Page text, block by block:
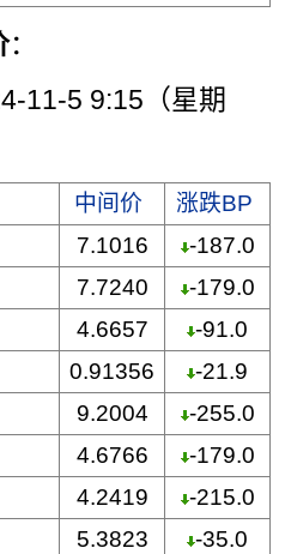
：
5 9:15（星期
中间价
涨跌BP
7.1016
-187.0
7.7240
-179.0
4.6657
-91.0
0.91356
-21.9
9.2004
-255.0
4.6766
-179.0
4.2419
-215.0
5.3823
-35.0